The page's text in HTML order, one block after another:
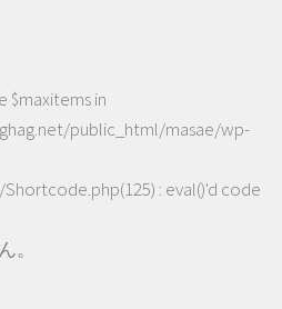
$maxitems in
public_html/masae/wp-
: eval()'d code
。